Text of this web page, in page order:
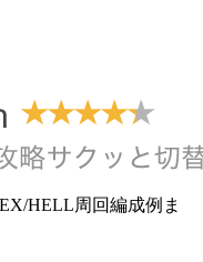
HELL周回編成例ま